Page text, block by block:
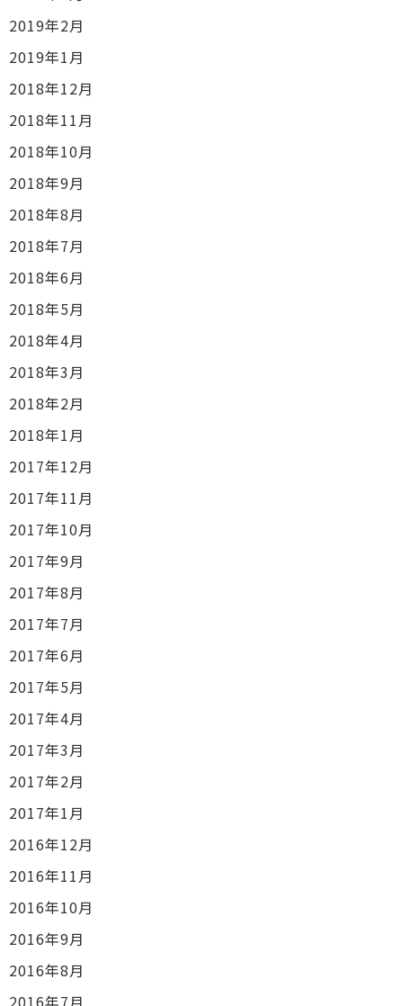
2019年2月
2019年1月
2018年12月
2018年11月
2018年10月
2018年9月
2018年8月
2018年7月
2018年6月
2018年5月
2018年4月
2018年3月
2018年2月
2018年1月
2017年12月
2017年11月
2017年10月
2017年9月
2017年8月
2017年7月
2017年6月
2017年5月
2017年4月
2017年3月
2017年2月
2017年1月
2016年12月
2016年11月
2016年10月
2016年9月
2016年8月
2016年7月